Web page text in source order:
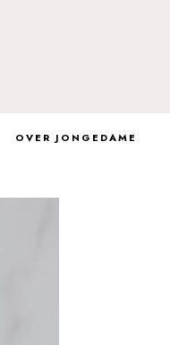
OVER JONGEDAME